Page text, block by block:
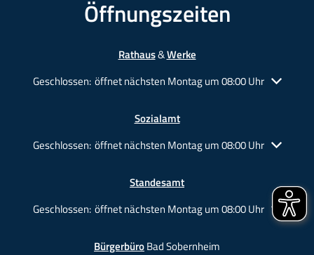
Öffnungszeiten
Rathaus&Werke
Klicken, um weitere Öffnungs- oder Schließzeiten
Geschlossen: öffnet nächsten Montag um 08:00 Uhr
Sozialamt
Klicken, um weitere Öffnungs- oder Schließzeiten
Geschlossen: öffnet nächsten Montag um 08:00 Uhr
Standesamt
Klicken, um weitere Öffnungs- oder Schließzeiten
Geschlossen: öffnet nächsten Montag um 08:00 Uhr
BürgerbüroBad Sobernheim